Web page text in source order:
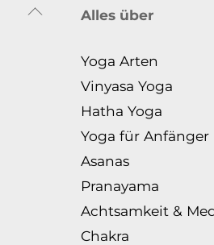
Back
Alles über
Yoga Arten
Vinyasa Yoga
Hatha Yoga
Yoga für Anfänger
Asanas
Pranayama
Achtsamkeit &
Chakra